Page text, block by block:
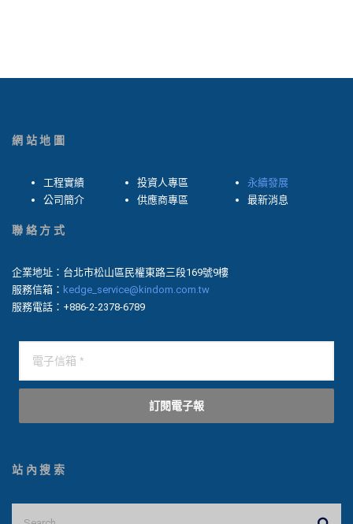
網站地圖
工程實績
公司簡介
投資人專區
供應商專區
永續發展
最新消息
聯絡方式
企業地址：台北市松山區民權東路三段169號9樓
服務信箱： kedge_service@kindom.com.tw
服務電話：+886-2-2378-6789
訂閱電子報
站內搜索